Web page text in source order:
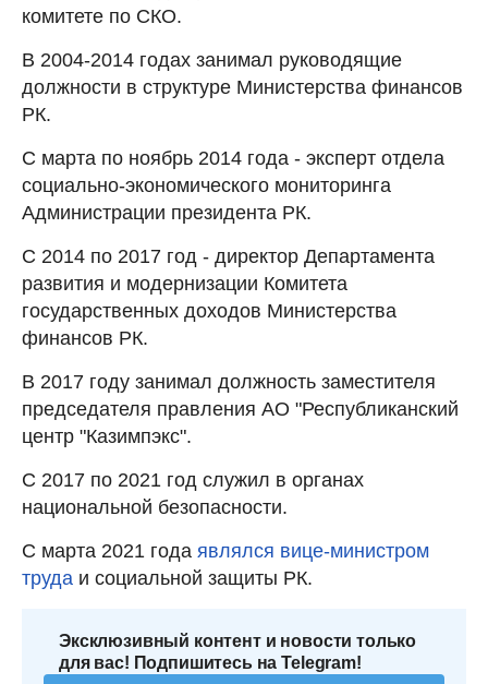
комитете по СКО.
В 2004-2014 годах занимал руководящие
должности в структуре Министерства финансов
РК.
С марта по ноябрь 2014 года - эксперт отдела
социально-экономического мониторинга
Администрации президента РК.
С 2014 по 2017 год - директор Департамента
развития и модернизации Комитета
государственных доходов Министерства
финансов РК.
В 2017 году занимал должность заместителя
председателя правления АО "Республиканский
центр "Казимпэкс".
С 2017 по 2021 год служил в органах
национальной безопасности.
С марта 2021 года являлся вице-министром
труда и социальной защиты РК.
Эксклюзивный контент и новости только
для вас! Подпишитесь на Telegram!